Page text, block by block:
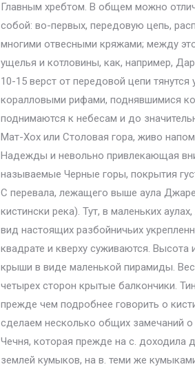
Главным хребтом. В общем можно
собой: во-первых, передовую цепь,
многими отвесными кряжами; между
ущелья и котловины, как, например,
10-15 верст от передовой цепи
коралловыми рифами, поднявшимися
поднимаются к небесам и до
Мат-Хох или Столовая гора, живо
Надежды и невольно привлекающая
называемые Черные горы, покрытия
С перевала, лежащего выше аула
кистински река). Тут, в маленьких
вид настоящих разбойничьих
квадрате и кверху суживаются.
крыши в виде маленькой пирамиды.
четырех сторон крытые балкончики.
прежде чем подробнее говорить о
сделаем несколько общих замечаний о
Чечня, которая прежде на с. доходила
землей кумыков, на в. теми же